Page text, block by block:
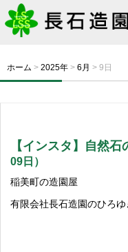
ホーム > 2025年 > 6月 > 9日
【インスタ】自然石
09日）
稲美町の造園屋
有限会社長石造園のひろゆ